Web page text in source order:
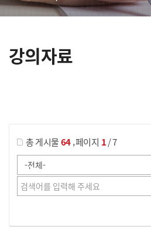
강의자료
총 게시물64,페이지 1/ 7